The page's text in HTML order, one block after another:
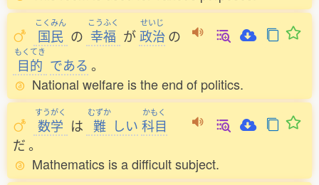
こくみん
国民 の
こうふく
幸福 が
せいじ
政治 の
もくてき
目的 である 。
National welfare is the end of politics.
すうがく
数学 は
むずか
難 しい
かもく
科目
だ。
Mathematics is a difficult subject.